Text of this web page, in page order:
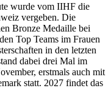
wurde vom IIHF die
vergeben. Die
Bronze Medaille bei
Top Teams im Frauen
in den letzten
dabei drei Mal im
erstmals auch mit
statt. 2027 findet das